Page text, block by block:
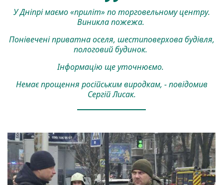
У Дніпрі маємо «приліт» по торговельному центру.
Виникла пожежа.
Понівечені приватна оселя, шестиповерхова будівля,
пологовий будинок.
Інформацію ще уточнюємо.
Немає прощення російським виродкам, - повідомив
Сергій Лисак.